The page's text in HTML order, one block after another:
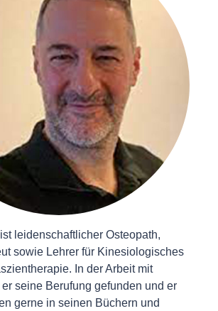
leidenschaftlicher Osteopath,
sowie Lehrer für Kinesiologisches
In der Arbeit mit
seine Berufung gefunden und er
gerne in seinen Büchern und